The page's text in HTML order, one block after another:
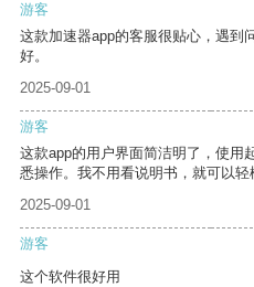
游客
这款加速器app的客服很贴心，遇到
好。
2025-09-01
游客
这款app的用户界面简洁明了，使用
悉操作。我不用看说明书，就可以轻
2025-09-01
游客
这个软件很好用